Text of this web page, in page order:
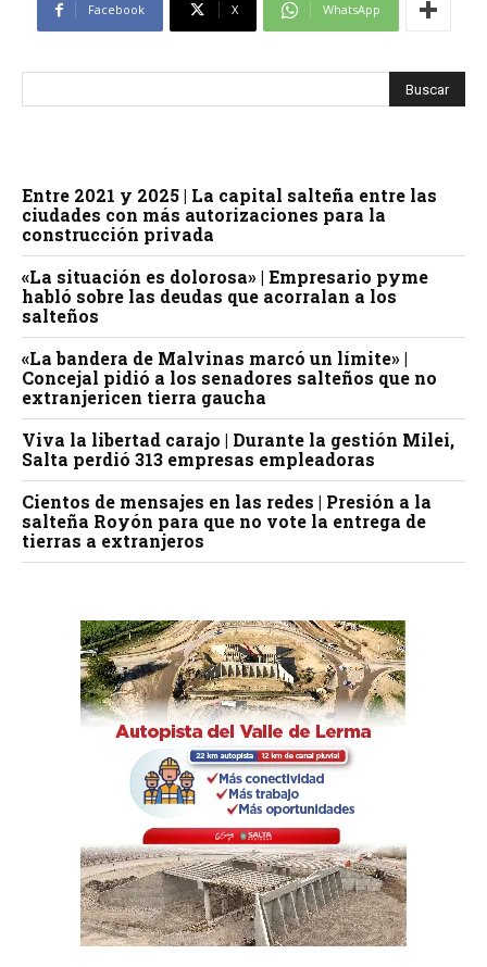
Facebook X WhatsApp
Entre 2021 y 2025 | La capital salteña entre las
ciudades con más autorizaciones para la
construcción privada
«La situación es dolorosa» | Empresario pyme
habló sobre las deudas que acorralan a los
salteños
«La bandera de Malvinas marcó un límite» |
Concejal pidió a los senadores salteños que no
extranjericen tierra gaucha
Viva la libertad carajo | Durante la gestión Milei,
Salta perdió 313 empresas empleadoras
Cientos de mensajes en las redes | Presión a la
salteña Royón para que no vote la entrega de
tierras a extranjeros